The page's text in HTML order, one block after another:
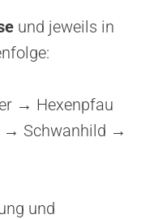
und jeweils in
→ Hexenpfau
→ Schwanhild →
und